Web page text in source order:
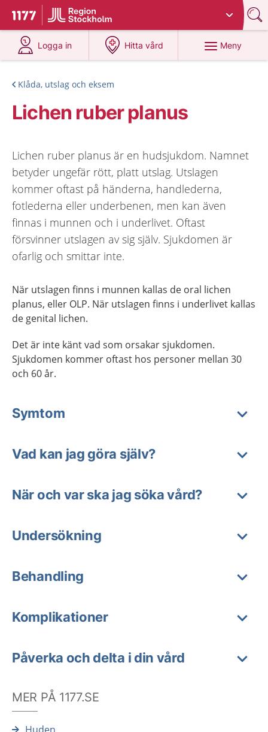
Till startsidan för 1177
Du har valt region
Logga in
på 1177.se
Hitta vård
på 1177.se
Meny
Klåda, utslag och eksem
Lichen ruber planus
Lichen ruber planus är en hudsjukdom. Namnet
betyder ungefär rött, platt utslag. Utslagen
kommer oftast på händerna, handlederna,
fotlederna eller underbenen, men kan även
finnas i munnen och i underlivet. Oftast
försvinner utslagen av sig själv. Sjukdomen är
ofarlig och smittar inte.
När utslagen finns i munnen kallas de oral lichen
planus, eller OLP. När utslagen finns i underlivet kallas
de genital lichen.
Det är inte känt vad som orsakar sjukdomen.
Sjukdomen kommer oftast hos personer mellan 30
och 60 år.
Symtom
Vad kan jag göra själv?
När och var ska jag söka vård?
Undersökning
Behandling
Komplikationer
Påverka och delta i din vård
MER PÅ 1177.SE